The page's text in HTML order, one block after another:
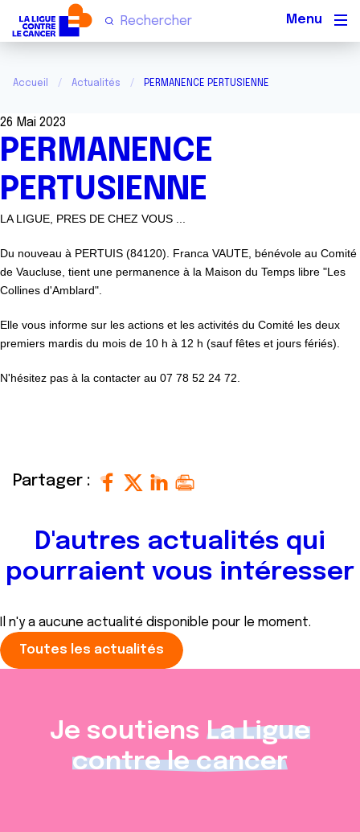
Accueil Actualités PERMANENCE PERTUSIENNE
26 Mai 2023
PERMANENCE
PERTUSIENNE
LA LIGUE, PRES DE CHEZ VOUS ...
Du nouveau à PERTUIS (84120). Franca VAUTE, bénévole au Comité
de Vaucluse, tient une permanence à la Maison du Temps libre "Les
Collines d'Amblard".
Elle vous informe sur les actions et les activités du Comité les deux
premiers mardis du mois de 10 h à 12 h (sauf fêtes et jours fériés).
N'hésitez pas à la contacter au 07 78 52 24 72.
Partager :
D'autres actualités qui
pourraient vous intéresser
Il n'y a aucune actualité disponible pour le moment.
Toutes les actualités
Je soutiens La Ligue
contre le cancer